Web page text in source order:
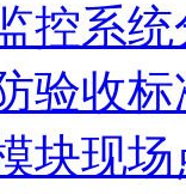
控系
验收标
块现